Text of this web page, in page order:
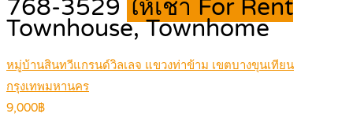
768-3529 ให้เช่า For Rent
Townhouse, Townhome
หมู่บ้านสินทวีแกรนด์วิลเลจ แขวงท่าข้าม เขตบางขุนเทียน
กรุงเทพมหานคร
9,000฿